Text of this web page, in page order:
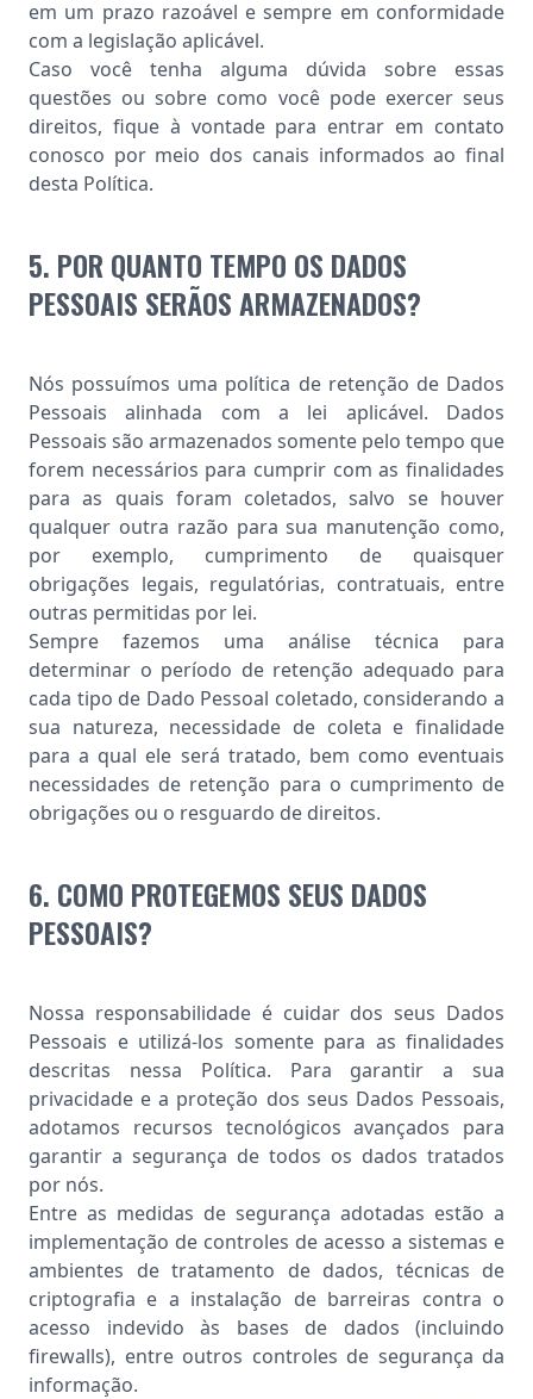
em um prazo razoável e sempre em conformidade
com a legislação aplicável.
Caso você tenha alguma dúvida sobre essas
questões ou sobre como você pode exercer seus
direitos, fique à vontade para entrar em contato
conosco por meio dos canais informados ao final
desta Política.
5. POR QUANTO TEMPO OS DADOS
PESSOAIS SERÃOS ARMAZENADOS?
Nós possuímos uma política de retenção de Dados
Pessoais alinhada com a lei aplicável. Dados
Pessoais são armazenados somente pelo tempo que
forem necessários para cumprir com as finalidades
para as quais foram coletados, salvo se houver
qualquer outra razão para sua manutenção como,
por exemplo, cumprimento de quaisquer
obrigações legais, regulatórias, contratuais, entre
outras permitidas por lei.
Sempre fazemos uma análise técnica para
determinar o período de retenção adequado para
cada tipo de Dado Pessoal coletado, considerando a
sua natureza, necessidade de coleta e finalidade
para a qual ele será tratado, bem como eventuais
necessidades de retenção para o cumprimento de
obrigações ou o resguardo de direitos.
6. COMO PROTEGEMOS SEUS DADOS
PESSOAIS?
Nossa responsabilidade é cuidar dos seus Dados
Pessoais e utilizá-los somente para as finalidades
descritas nessa Política. Para garantir a sua
privacidade e a proteção dos seus Dados Pessoais,
adotamos recursos tecnológicos avançados para
garantir a segurança de todos os dados tratados
por nós.
Entre as medidas de segurança adotadas estão a
implementação de controles de acesso a sistemas e
ambientes de tratamento de dados, técnicas de
criptografia e a instalação de barreiras contra o
acesso indevido às bases de dados (incluindo
firewalls), entre outros controles de segurança da
informação.